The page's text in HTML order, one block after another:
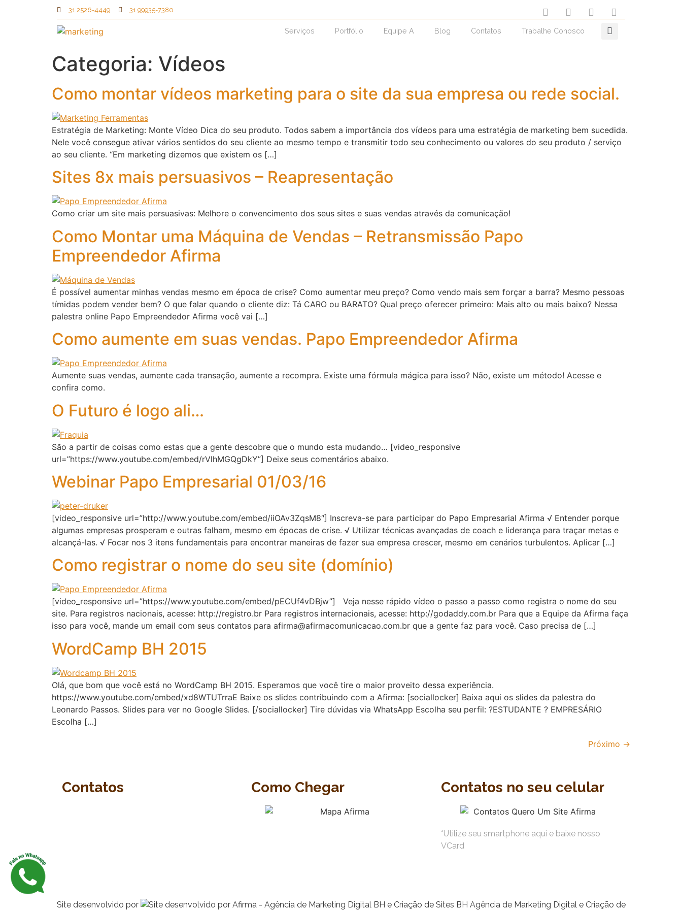
31 2526-4449 31 99935-7380
Serviços Portfólio Equipe A Blog Contatos Trabalhe Conosco
Categoria: Vídeos
Como montar vídeos marketing para o site da sua empresa ou rede social.
Estratégia de Marketing: Monte Vídeo Dica do seu produto. Todos sabem a importância dos vídeos para uma estratégia de marketing bem sucedida.
Nele você consegue ativar vários sentidos do seu cliente ao mesmo tempo e transmitir todo seu conhecimento ou valores do seu produto / serviço
ao seu cliente. “Em marketing dizemos que existem os […]
Sites 8x mais persuasivos – Reapresentação
Como criar um site mais persuasivas: Melhore o convencimento dos seus sites e suas vendas através da comunicação!
Como Montar uma Máquina de Vendas – Retransmissão Papo
Empreendedor Afirma
É possível aumentar minhas vendas mesmo em época de crise? Como aumentar meu preço? Como vendo mais sem forçar a barra? Mesmo pessoas
tímidas podem vender bem? O que falar quando o cliente diz: Tá CARO ou BARATO? Qual preço oferecer primeiro: Mais alto ou mais baixo? Nessa
palestra online Papo Empreendedor Afirma você vai […]
Como aumente em suas vendas. Papo Empreendedor Afirma
Aumente suas vendas, aumente cada transação, aumente a recompra. Existe uma fórmula mágica para isso? Não, existe um método! Acesse e
confira como.
O Futuro é logo ali…
São a partir de coisas como estas que a gente descobre que o mundo esta mudando… [video_responsive
url=”https://www.youtube.com/embed/rVlhMGQgDkY”] Deixe seus comentários abaixo.
Webinar Papo Empresarial 01/03/16
[video_responsive url=”http://www.youtube.com/embed/iiOAv3ZqsM8″] Inscreva-se para participar do Papo Empresarial Afirma √ Entender porque
algumas empresas prosperam e outras falham, mesmo em épocas de crise. √ Utilizar técnicas avançadas de coach e liderança para traçar metas e
alcançá-las. √ Focar nos 3 itens fundamentais para encontrar maneiras de fazer sua empresa crescer, mesmo em cenários turbulentos. Aplicar […]
Como registrar o nome do seu site (domínio)
[video_responsive url=”https://www.youtube.com/embed/pECUf4vDBjw”] Veja nesse rápido vídeo o passo a passo como registra o nome do seu
site. Para registros nacionais, acesse: http://registro.br Para registros internacionais, acesse: http://godaddy.com.br Para que a Equipe da Afirma faça
isso para você, mande um email com seus contatos para afirma@afirmacomunicacao.com.br que a gente faz para você. Caso precisa de […]
WordCamp BH 2015
Olá, que bom que você está no WordCamp BH 2015. Esperamos que você tire o maior proveito dessa experiência.
https://www.youtube.com/embed/xd8WTUTrraE Baixe os slides contribuindo com a Afirma: [sociallocker] Baixa aqui os slides da palestra do
Leonardo Passos. Slides para ver no Google Slides. [/sociallocker] Tire dúvidas via WhatsApp Escolha seu perfil: ?ESTUDANTE ? EMPRESÁRIO
Escolha […]
Próximo →
Contatos Como Chegar Contatos no seu celular
*Utilize seu smartphone aqui e baixe nosso
VCard
Site desenvolvido por Agência de Marketing Digital e Criação de